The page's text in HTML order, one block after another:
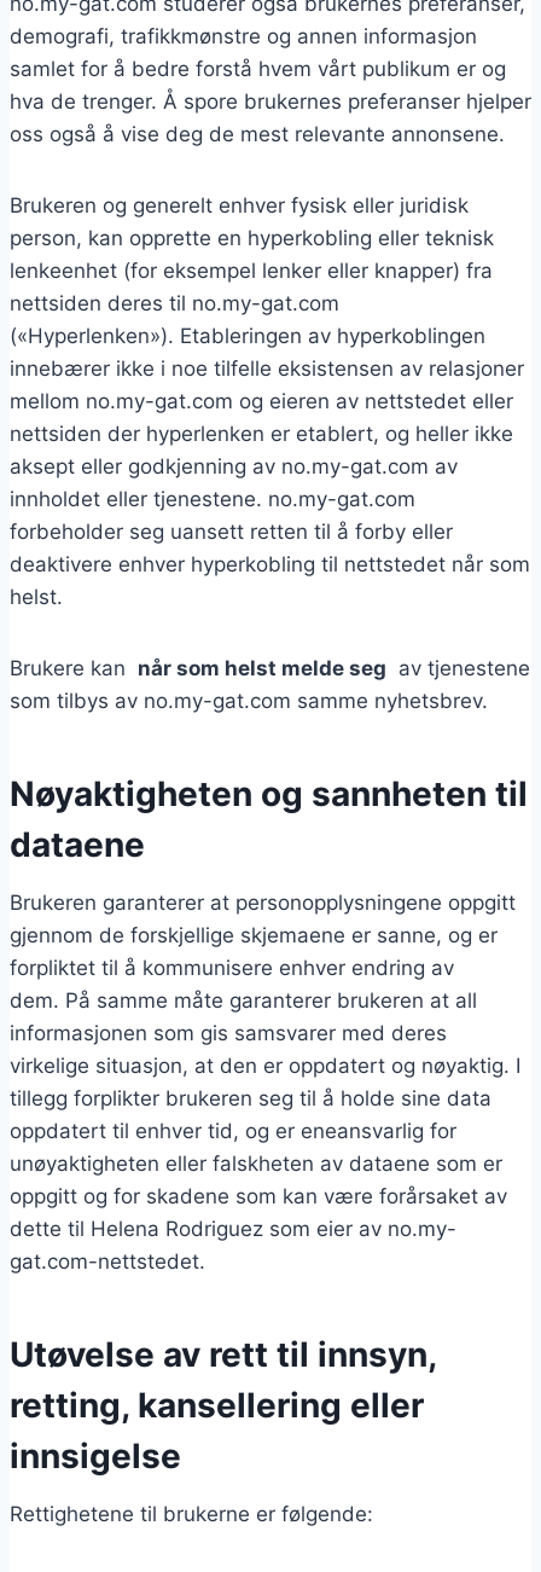
demografi, trafikkmønstre og annen informasjon
samlet for å bedre forstå hvem vårt publikum er og
hva de trenger. Å spore brukernes preferanser hjelper
oss også å vise deg de mest relevante annonsene.
Brukeren og generelt enhver fysisk eller juridisk
person, kan opprette en hyperkobling eller teknisk
lenkeenhet (for eksempel lenker eller knapper) fra
nettsiden deres til no.my-gat.com
(«Hyperlenken»). Etableringen av hyperkoblingen
innebærer ikke i noe tilfelle eksistensen av relasjoner
mellom no.my-gat.com og eieren av nettstedet eller
nettsiden der hyperlenken er etablert, og heller ikke
aksept eller godkjenning av no.my-gat.com av
innholdet eller tjenestene. no.my-gat.com
forbeholder seg uansett retten til å forby eller
deaktivere enhver hyperkobling til nettstedet når som
helst.
Brukere kan når som helst melde seg av tjenestene
som tilbys av no.my-gat.com samme nyhetsbrev.
Nøyaktigheten og sannheten til
dataene
Brukeren garanterer at personopplysningene oppgitt
gjennom de forskjellige skjemaene er sanne, og er
forpliktet til å kommunisere enhver endring av
dem. På samme måte garanterer brukeren at all
informasjonen som gis samsvarer med deres
virkelige situasjon, at den er oppdatert og nøyaktig. I
tillegg forplikter brukeren seg til å holde sine data
oppdatert til enhver tid, og er eneansvarlig for
unøyaktigheten eller falskheten av dataene som er
oppgitt og for skadene som kan være forårsaket av
dette til Helena Rodriguez som eier av no.my-
gat.com-nettstedet.
Utøvelse av rett til innsyn,
retting, kansellering eller
innsigelse
Rettighetene til brukerne er følgende: